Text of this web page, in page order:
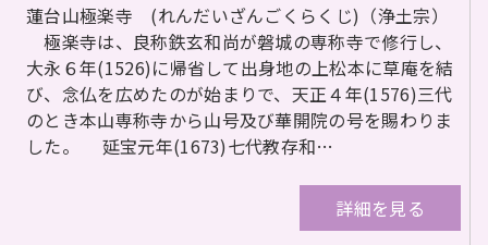
蓮台山極楽寺 (れんだいざんごくらくじ)（浄土宗）
極楽寺は、良称鉄玄和尚が磐城の専称寺で修行し、
大永６年(1526)に帰省して出身地の上松本に草庵を結
び、念仏を広めたのが始まりで、天正４年(1576)三代
のとき本山専称寺から山号及び華開院の号を賜わりま
した。 延宝元年(1673)七代教存和…
詳細を見る